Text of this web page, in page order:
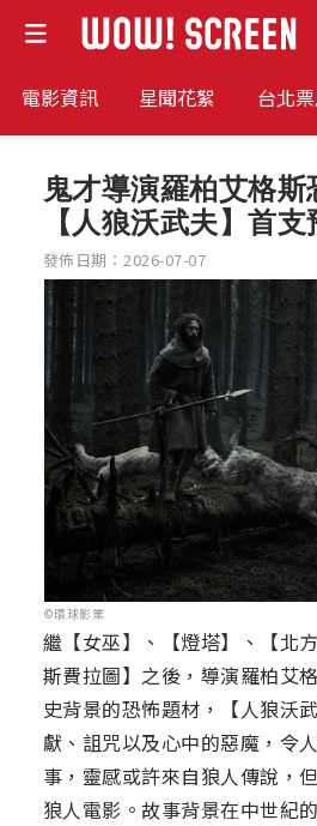
電影資訊 星聞花絮 台北
鬼才導演羅柏艾格
【人狼沃武夫】首
發佈日期：2026-07-07
©環球影業
繼【女巫】、【燈塔】、【北
斯費拉圖】之後，導演羅柏艾
史背景的恐怖題材，【人狼沃
獻、詛咒以及心中的惡魔，令
事，靈感或許來自狼人傳說，
狼人電影。故事背景在中世紀